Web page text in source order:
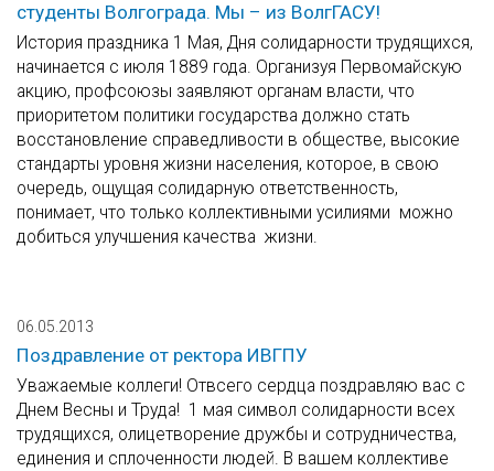
студенты Волгограда. Мы – из ВолгГАСУ!
История праздника 1 Мая, Дня солидарности трудящихся,
начинается с июля 1889 года. Организуя Первомайскую
акцию, профсоюзы заявляют органам власти, что
приоритетом политики государства должно стать
восстановление справедливости в обществе, высокие
стандарты уровня жизни населения, которое, в свою
очередь, ощущая солидарную ответственность,
понимает, что только коллективными усилиями можно
добиться улучшения качества жизни.
06.05.2013
Поздравление от ректора ИВГПУ
Уважаемые коллеги! Отвсего сердца поздравляю вас с
Днем Весны и Труда! 1 мая символ солидарности всех
трудящихся, олицетворение дружбы и сотрудничества,
единения и сплоченности людей. В вашем коллективе